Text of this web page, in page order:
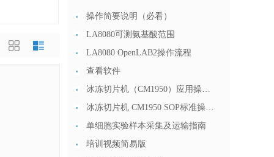
操作简要说明（必看）
LA8080可测氨基酸范围
LA8080 OpenLAB2操作流程
查看软件
冰冻切片机（CM1950）应用操作 (2)
冰冻切片机 CM1950 SOP标准操作流程 20191212
单细胞实验样本采集及运输指南
培训视频简易版